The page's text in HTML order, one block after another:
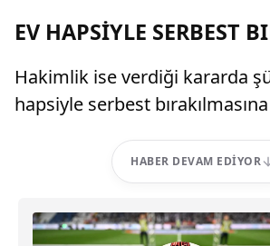
EV HAPSİYLE SERBEST
Hakimlik ise verdiği kararda
hapsiyle serbest
HABER DEVAM EDIYOR